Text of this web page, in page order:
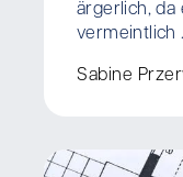
ärgerlich, da
vermeintlich
Sabine